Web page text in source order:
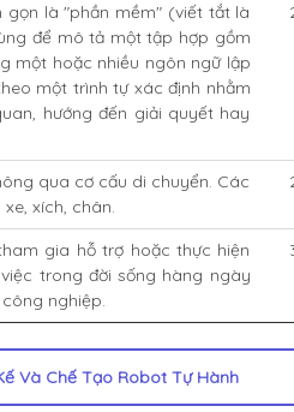
là "phần mềm" (viết tắt là
để mô tả một tập hợp gồm
một hoặc nhiều ngôn ngữ lập
một trình tự xác định nhằm
hướng đến giải quyết hay
qua cơ cấu di chuyển. Các
xích, chân.
gia hỗ trợ hoặc thực hiện
trong đời sống hàng ngày
nghiệp.
Và Chế Tạo Robot Tự Hành